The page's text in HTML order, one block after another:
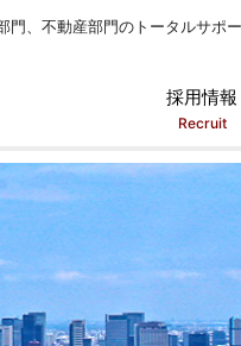
門、不動産部門のトータルサポ
採用情報
Recruit